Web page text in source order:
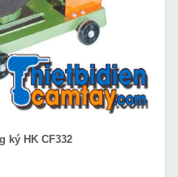
ký HK CF332